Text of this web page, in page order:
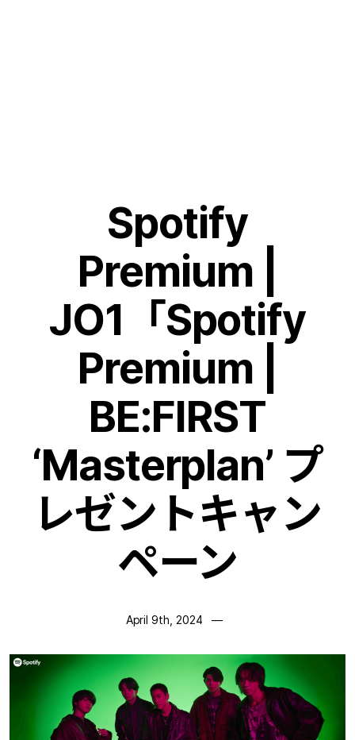
Spotify
Premium |
JO1「Spotify
Premium |
BE:FIRST
‘Masterplan’ プ
レゼントキャン
ペーン
April 9th, 2024 —